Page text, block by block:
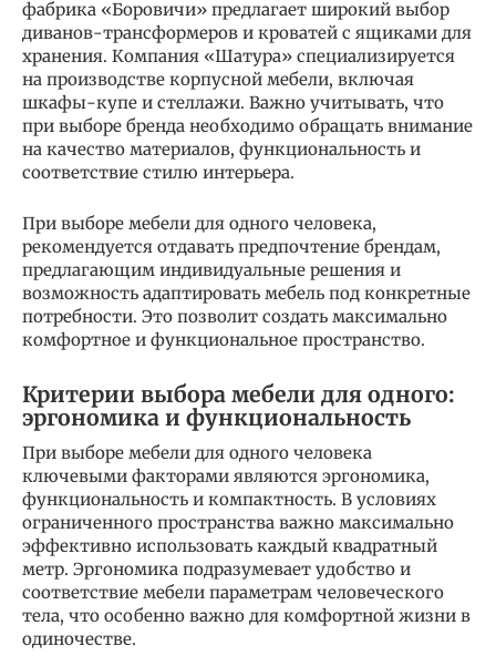
фабрика «Боровичи» предлагает широкий выбор
диванов-трансформеров и кроватей с ящиками для
хранения. Компания «Шатура» специализируется
на производстве корпусной мебели, включая
шкафы-купе и стеллажи. Важно учитывать, что
при выборе бренда необходимо обращать внимание
на качество материалов, функциональность и
соответствие стилю интерьера.
При выборе мебели для одного человека,
рекомендуется отдавать предпочтение брендам,
предлагающим индивидуальные решения и
возможность адаптировать мебель под конкретные
потребности. Это позволит создать максимально
комфортное и функциональное пространство.
Критерии выбора мебели для одного:
эргономика и функциональность
При выборе мебели для одного человека
ключевыми факторами являются эргономика,
функциональность и компактность. В условиях
ограниченного пространства важно максимально
эффективно использовать каждый квадратный
метр. Эргономика подразумевает удобство и
соответствие мебели параметрам человеческого
тела, что особенно важно для комфортной жизни в
одиночестве.